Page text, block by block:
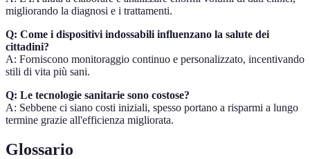
migliorando la diagnosi e i trattamenti.
Q: Come i dispositivi indossabili influenzano la salute dei
cittadini?
A: Forniscono monitoraggio continuo e personalizzato, incentivando
stili di vita più sani.
Q: Le tecnologie sanitarie sono costose?
A: Sebbene ci siano costi iniziali, spesso portano a risparmi a lungo
termine grazie all'efficienza migliorata.
Glossario